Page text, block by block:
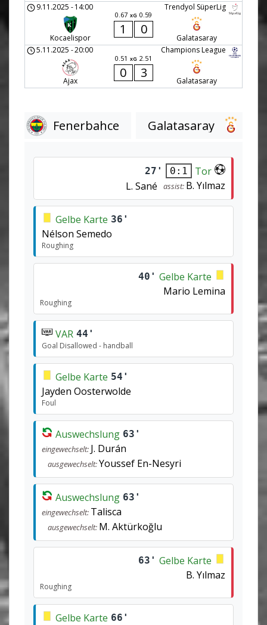
Trendyol SüperLig
9.11.2025 -14:00
Kocaelispor
0.67 xG 0.59
1 0
Galatasaray
Champions League
5.11.2025 -20:00
Ajax
0.51 xG 2.51
0 3
Galatasaray
Fenerbahce Galatasaray
27' 0:1
Tor
L. Sané
assist: B. Yılmaz
Gelbe Karte 36'
Nélson Semedo
Roughing
40' Gelbe Karte
Mario Lemina
Roughing
VAR 44'
Goal Disallowed - handball
Gelbe Karte 54'
Jayden Oosterwolde
Foul
Auswechslung 63'
eingewechselt: J. Durán
ausgewechselt:Youssef En-Nesyri
Auswechslung 63'
eingewechselt: Talisca
ausgewechselt: M. Aktürkoğlu
63' Gelbe Karte
B. Yılmaz
Roughing
Gelbe Karte 66'